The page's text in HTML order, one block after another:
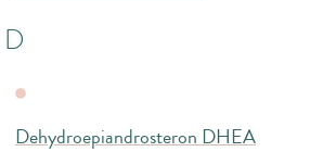
D
Dehydroepiandrosteron DHEA